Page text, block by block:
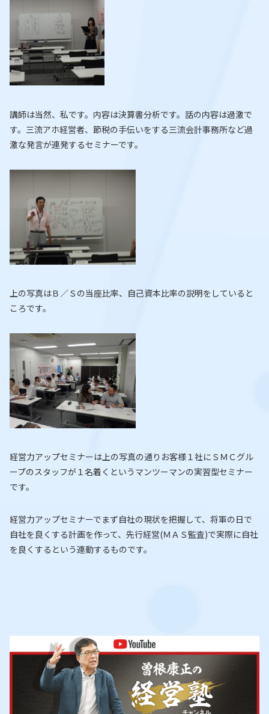
講師は当然、私です。内容は決算書分析です。話の内容は過激で
す。三流アホ経営者、節税の手伝いをする三流会計事務所など過
激な発言が連発するセミナーです。
上の写真はＢ／Ｓの当座比率、自己資本比率の説明をしていると
ころです。
経営力アップセミナーは上の写真の通りお客様１社にＳＭＣグル
ープのスタッフが１名着くというマンツーマンの実習型セミナー
です。
経営力アップセミナーでまず自社の現状を把握して、将軍の日で
自社を良くする計画を作って、先行経営(ＭＡＳ監査)で実際に自社
を良くするという連動するものです。